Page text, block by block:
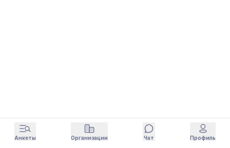
Анкеты Организации Чат Профиль